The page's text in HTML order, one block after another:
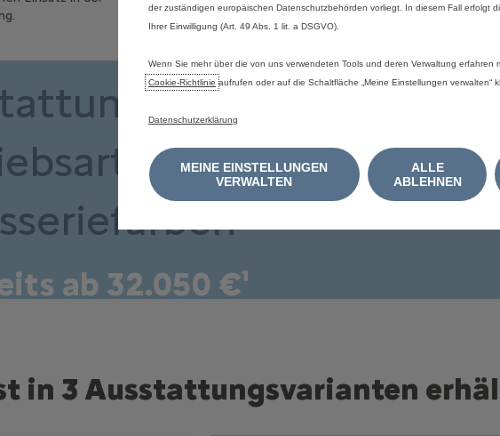
ab 32.050 €¹
in 3 Ausstattungsvarianten
der zuständigen europäischen Datenschutzbehörden vorliegt. In diesem Fall erfolgt
Ihrer Einwilligung (Art. 49 Abs. 1 lit. a DSGVO).
Wenn Sie mehr über die von uns verwendeten Tools und deren Verwaltung erfahren
Cookie‑Richtlinie aufrufen oder auf die Schaltfläche „Meine Einstellungen verwalten“
Datenschutzerklärung
MEINE EINSTELLUNGEN
VERWALTEN
ALLE
ABLEHNEN